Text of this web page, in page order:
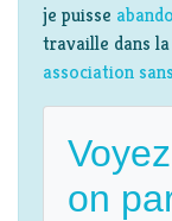
je puisse
travaille dans
association
on